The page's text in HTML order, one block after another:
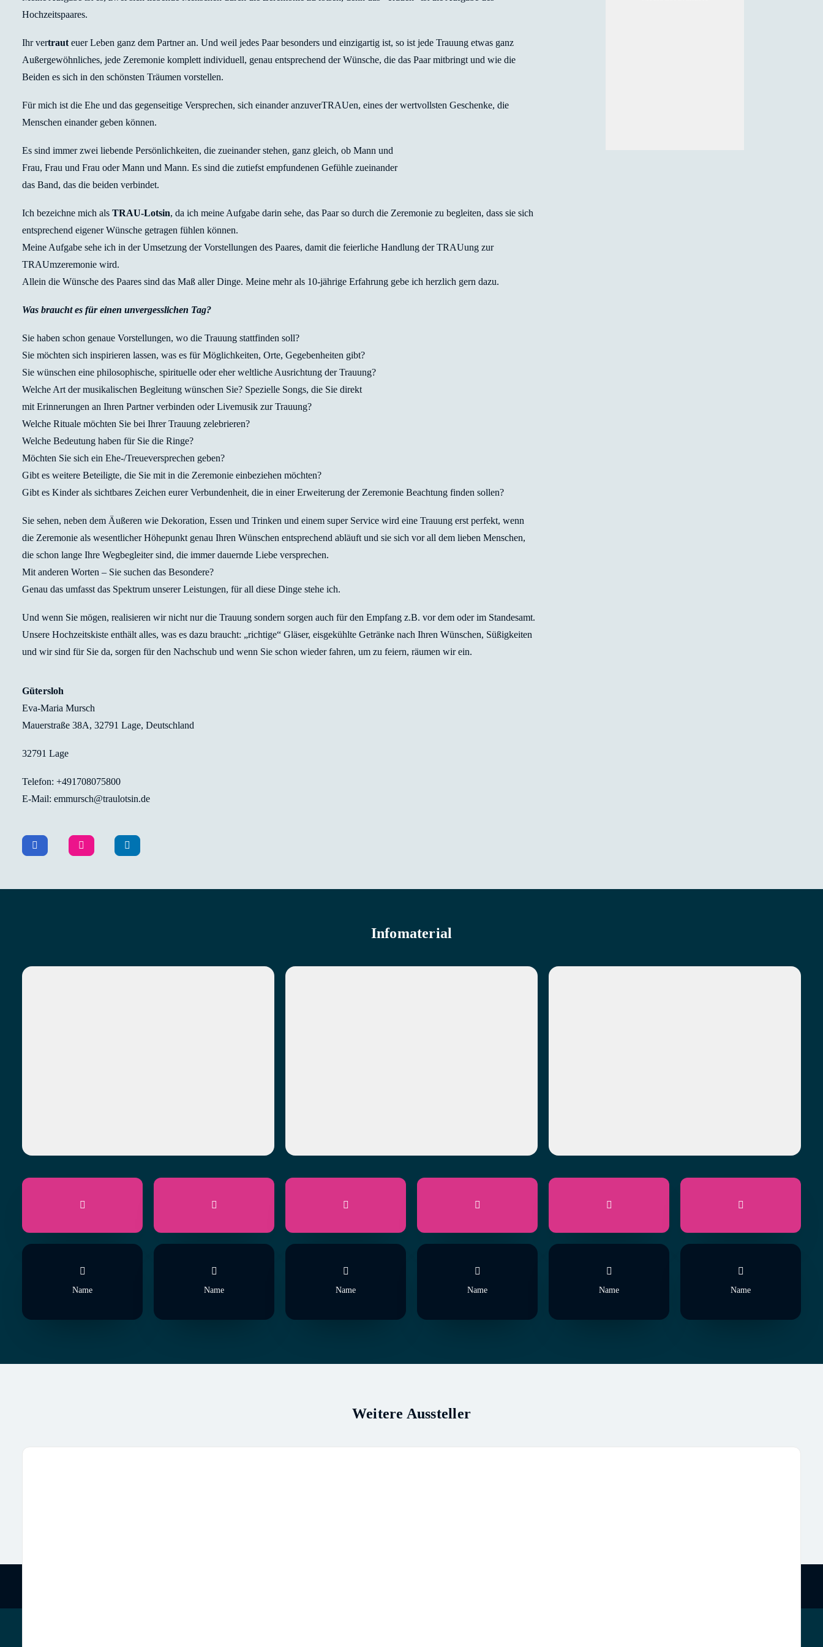
Hochzeitspaares.
Ihr vertraut euer Leben ganz dem Partner an. Und weil jedes Paar besonders und einzigartig ist, so ist jede Trauung etwas ganz
Außergewöhnliches, jede Zeremonie komplett individuell, genau entsprechend der Wünsche, die das Paar mitbringt und wie die
Beiden es sich in den schönsten Träumen vorstellen.
Für mich ist die Ehe und das gegenseitige Versprechen, sich einander anzuverTRAUen, eines der wertvollsten Geschenke, die
Menschen einander geben können.
Es sind immer zwei liebende Persönlichkeiten, die zueinander stehen, ganz gleich, ob Mann und
Frau, Frau und Frau oder Mann und Mann. Es sind die zutiefst empfundenen Gefühle zueinander
das Band, das die beiden verbindet.
Ich bezeichne mich als TRAU-Lotsin, da ich meine Aufgabe darin sehe, das Paar so durch die Zeremonie zu begleiten, dass sie sich
entsprechend eigener Wünsche getragen fühlen können.
Meine Aufgabe sehe ich in der Umsetzung der Vorstellungen des Paares, damit die feierliche Handlung der TRAUung zur
TRAUmzeremonie wird.
Allein die Wünsche des Paares sind das Maß aller Dinge. Meine mehr als 10-jährige Erfahrung gebe ich herzlich gern dazu.
Was braucht es für einen unvergesslichen Tag?
Sie haben schon genaue Vorstellungen, wo die Trauung stattfinden soll?
Sie möchten sich inspirieren lassen, was es für Möglichkeiten, Orte, Gegebenheiten gibt?
Sie wünschen eine philosophische, spirituelle oder eher weltliche Ausrichtung der Trauung?
Welche Art der musikalischen Begleitung wünschen Sie? Spezielle Songs, die Sie direkt
mit Erinnerungen an Ihren Partner verbinden oder Livemusik zur Trauung?
Welche Rituale möchten Sie bei Ihrer Trauung zelebrieren?
Welche Bedeutung haben für Sie die Ringe?
Möchten Sie sich ein Ehe-/Treueversprechen geben?
Gibt es weitere Beteiligte, die Sie mit in die Zeremonie einbeziehen möchten?
Gibt es Kinder als sichtbares Zeichen eurer Verbundenheit, die in einer Erweiterung der Zeremonie Beachtung finden sollen?
Sie sehen, neben dem Äußeren wie Dekoration, Essen und Trinken und einem super Service wird eine Trauung erst perfekt, wenn
die Zeremonie als wesentlicher Höhepunkt genau Ihren Wünschen entsprechend abläuft und sie sich vor all dem lieben Menschen,
die schon lange Ihre Wegbegleiter sind, die immer dauernde Liebe versprechen.
Mit anderen Worten – Sie suchen das Besondere?
Genau das umfasst das Spektrum unserer Leistungen, für all diese Dinge stehe ich.
Und wenn Sie mögen, realisieren wir nicht nur die Trauung sondern sorgen auch für den Empfang z.B. vor dem oder im Standesamt.
Unsere Hochzeitskiste enthält alles, was es dazu braucht: „richtige“ Gläser, eisgekühlte Getränke nach Ihren Wünschen, Süßigkeiten
und wir sind für Sie da, sorgen für den Nachschub und wenn Sie schon wieder fahren, um zu feiern, räumen wir ein.
Gütersloh
Eva-Maria Mursch
Mauerstraße 38A, 32791 Lage, Deutschland
32791 Lage
Telefon: +491708075800
E-Mail: emmursch@traulotsin.de
Infomaterial
Name Name Name Name Name Name
Weitere Aussteller